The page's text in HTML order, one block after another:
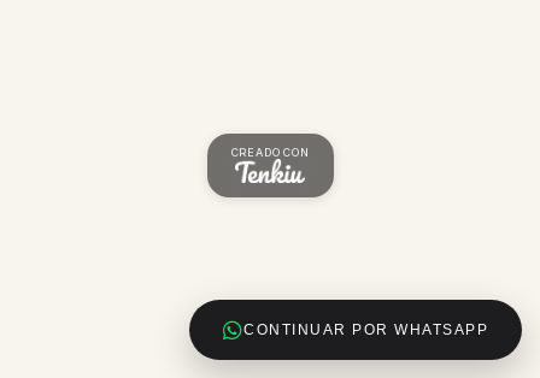
CONTINUAR POR WHATSAPP
CREADO CON